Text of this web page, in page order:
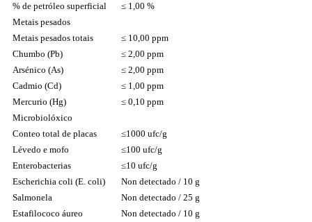
% de petróleo superficial
≤ 1,00 %
Metais pesados
Metais pesados ​​totais
≤ 10,00 ppm
Chumbo (Pb)
≤ 2,00 ppm
Arsénico (As)
≤ 2,00 ppm
Cadmio (Cd)
≤ 1,00 ppm
Mercurio (Hg)
≤ 0,10 ppm
Microbiolóxico
Conteo total de placas
≤1000 ufc/g
Lévedo e mofo
≤100 ufc/g
Enterobacterias
≤10 ufc/g
Escherichia coli (E. coli)
Non detectado / 10 g
Salmonela
Non detectado / 25 g
Estafilococo áureo
Non detectado / 10 g